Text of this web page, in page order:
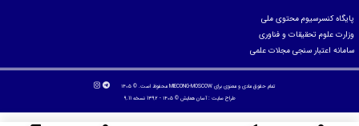
پایگاه کنسرسیوم محتوی ملی
وزارت علوم تحقیقات و فناوری
سامانه اعتبار سنجی مجلات علمی
تمام حقوق مادی و معنوی برای MIECONG-MOSCOW محفوظ است. © ۱۴۰۵
طراح سایت :آسان همایش © ۱۴۰۵ - 1392 نسخه 9.11